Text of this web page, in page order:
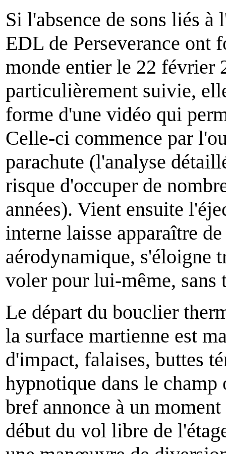
Si l'absence de sons liés à
EDL de Perseverance ont
monde entier le 22 février
particulièrement suivie,
forme d'une vidéo qui
Celle-ci commence par
parachute (l'analyse
risque d'occuper de
années). Vient ensuite
interne laisse apparaître
aérodynamique, s'éloigne
voler pour lui-même, sans
Le départ du bouclier
la surface martienne est
d'impact, falaises, buttes
hypnotique dans le
bref annonce à un
début du vol libre de